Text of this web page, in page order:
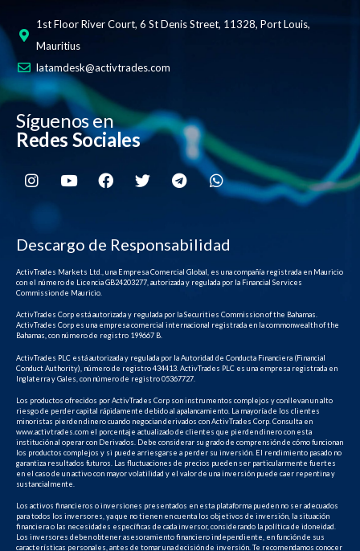
1st Floor River Court, 6 St Denis Street, 11328, Port Louis,
Mauritius
latamdesk@activtrades.com
Síguenos en
Redes Sociales
Descargo de Responsabilidad
ActivTrades Markets Ltd., una Empresa Comercial Global, es una compañía registrada en Mauricio
con el número de Licencia GB24203277, autorizada y regulada por la Financial Services
Commission de Mauricio.
ActivTrades Corp está autorizada y regulada por la Securities Commission of the Bahamas.
ActivTrades Corp es una empresa comercial internacional registrada en la commonwealth of the
Bahamas, con número de registro 199667 B.
ActivTrades PLC está autorizada y regulada por la Autoridad de Conducta Financiera (Financial
Conduct Authority), número de registro 434413. ActivTrades PLC es una empresa registrada en
Inglaterra y Gales, con número de registro 05367727.
Los productos ofrecidos por ActivTrades Corp son instrumentos complejos y conllevan un alto
riesgo de perder capital rápidamente debido al apalancamiento. La mayoría de los clientes
minoristas pierden dinero cuando negocian derivados con ActivTrades Corp. Consulta en
www.activtrades.com el porcentaje actualizado de clientes que pierden dinero con esta
institución al operar con Derivados. Debe considerar su grado de comprensión de cómo funcionan
los productos complejos y si puede arriesgarse a perder su inversión. El rendimiento pasado no
garantiza resultados futuros. Las fluctuaciones de precios pueden ser particularmente fuertes
en el caso de un activo con mayor volatilidad y el valor de una inversión puede caer repentina y
sustancialmente.
Los activos financieros o inversiones presentados en esta plataforma pueden no ser adecuados
para todos los inversores, ya que no tienen en cuenta los objetivos de inversión, la situación
financiera o las necesidades específicas de cada inversor, considerando la política de idoneidad.
Los inversores deben obtener asesoramiento financiero independiente, en función de sus
características personales, antes de tomar una decisión de inversión. Te recomendamos conocer